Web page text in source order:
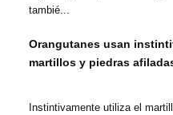
tambié...
Orangutanes usan
martillos y piedras
Instintivamente utiliza el